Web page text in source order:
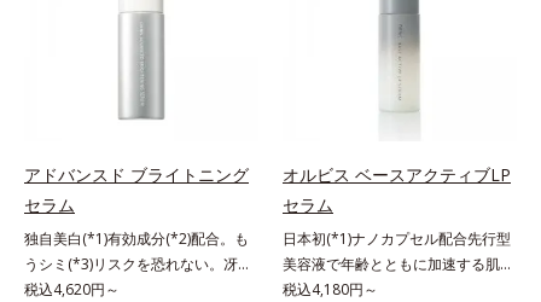
届けます。真皮のコラーゲン産生を
促進し、年齢とともに刻まれる深い
悩みのシワを改善しながら、過剰な
メラニン生成を防ぎ未来のシミ・ソ
バカスを予防します。さらに独自研
(*6)で大人肌にハリ感をプラス。す
るっと伸び広がるテクスチャー
で、"顔全体にご使用いただける設
計"。見えているシワはもちろん、
自分では気づきにくい死角のシワの
改善にも効果を発揮します。*1 メ
り、肌表面にピン！としたハリ感を
与え、さらに疑似セラミド(*3)が角
層の隙間に浸透(*4)。夜のスキンケ
アの最後にプラスすることで乾燥に
よる小ジワを目立たなくし、ハリ感
チノール配合＝保湿成分*2 パルミ
成分*3 ラウロイルグルタミン酸ジ
（フィトステリル/オクチルドデシ
ル）配合＝保湿成分*4 角層まで
アドバンスド ブライトニング
セラム
独自美白(*1)有効成分(*2)配合。も
うシミ(*3)リスクを恐れない。冴え
わたる透明美肌(*4)へ。先端肌科学
税込4,620円～
オルビス ベースアクティブLP
セラム
日本初(*1)ナノカプセル配合先行型
美容液で年齢とともに加速する肌悩
み(*2)にブレーキを。スキンケアの
税込4,180円～